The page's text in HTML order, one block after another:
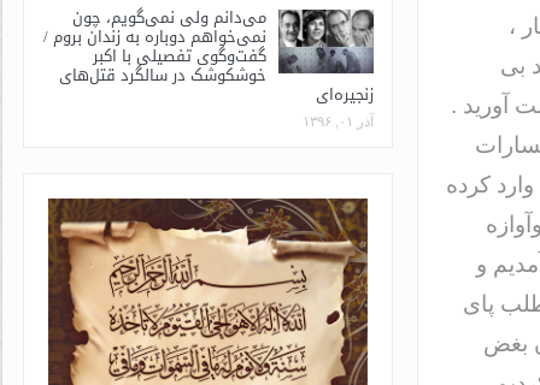
،
بی
آورید .
کرده
و
پای
بغض
می‌دانم ولی نمی‌گویم، چون
نمی‌خواهم دوباره به زندان بروم /
گفت‌وگوی تفصیلی با اکبر
خوشکوشک در سالگرد قتل‌های
زنجیره‌ای
آذر ۰۱, ۱۳۹۶